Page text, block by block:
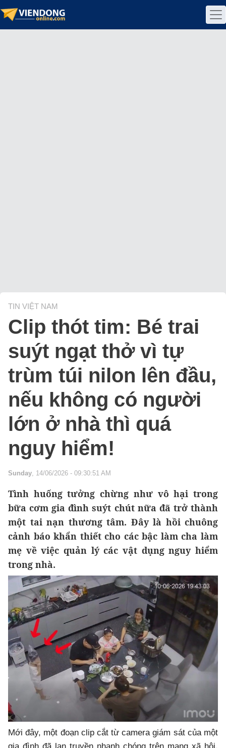
TIN VIỆT NAM
Clip thót tim: Bé trai
suýt ngạt thở vì tự
trùm túi nilon lên đầu,
nếu không có người
lớn ở nhà thì quá
nguy hiểm!
Sunday, 14/06/2026 - 09:30:51 AM
Tình huống tưởng chừng như vô hại trong
bữa cơm gia đình suýt chút nữa đã trở thành
một tai nạn thương tâm. Đây là hồi chuông
cảnh báo khẩn thiết cho các bậc làm cha làm
mẹ về việc quản lý các vật dụng nguy hiểm
trong nhà.
Mới đây, một đoạn clip cắt từ camera giám sát của một